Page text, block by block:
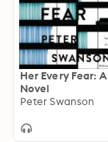
Her Every Fear: A
Novel
Peter Swanson